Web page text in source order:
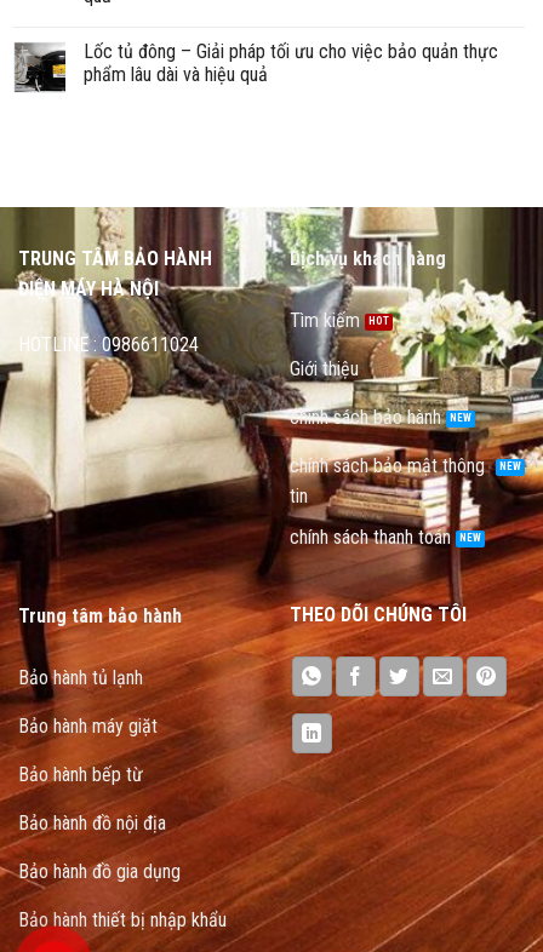
Lốc tủ đông – Giải pháp tối ưu cho việc bảo quản thực
phẩm lâu dài và hiệu quả
TRUNG TÂM BẢO HÀNH
ĐIỆN MÁY HÀ NỘI
HOTLINE : 0986611024
Dịch vụ khách hàng
Tìm kiếm
Giới thiệu
chính sách bảo hành
chính sách bảo mật thông
tin
chính sách thanh toán
Trung tâm bảo hành
Bảo hành tủ lạnh
Bảo hành máy giặt
Bảo hành bếp từ
Bảo hành đồ nội địa
Bảo hành đồ gia dụng
Bảo hành thiết bị nhập khẩu
THEO DÕI CHÚNG TÔI